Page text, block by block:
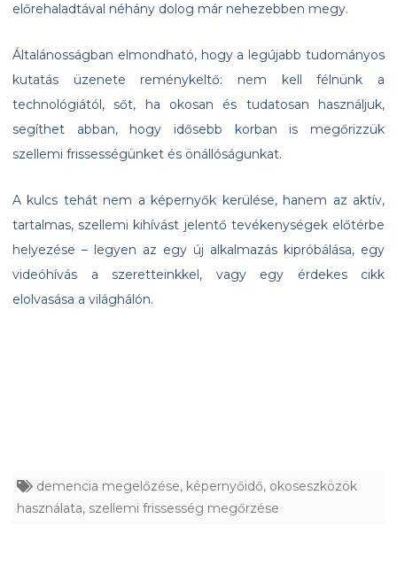
előrehaladtával néhány dolog már nehezebben megy.
Általánosságban elmondható, hogy a legújabb tudományos
kutatás üzenete reménykeltő: nem kell félnünk a
technológiától, sőt, ha okosan és tudatosan használjuk,
segíthet abban, hogy idősebb korban is megőrizzük
szellemi frissességünket és önállóságunkat.
A kulcs tehát nem a képernyők kerülése, hanem az aktív,
tartalmas, szellemi kihívást jelentő tevékenységek előtérbe
helyezése – legyen az egy új alkalmazás kipróbálása, egy
videóhívás a szeretteinkkel, vagy egy érdekes cikk
elolvasása a világhálón.
demencia megelőzése, képernyőidő, okoseszközök
használata, szellemi frissesség megőrzése